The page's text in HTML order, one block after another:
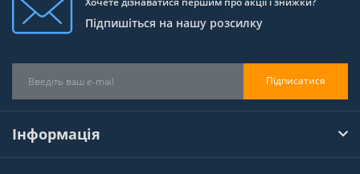
Підпишіться на нашу розсилку
Підписатися
Інформація